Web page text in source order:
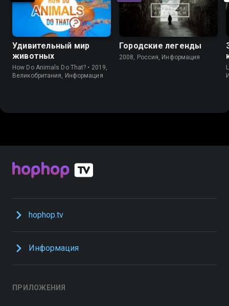
Удивительный мир
животных
How Do Animals Do That? • 2019,
Великобритания, Информация
Городские легенды
2008, Россия, Информация
hophop.tv
Информация
ПРИЛОЖЕНИЯ